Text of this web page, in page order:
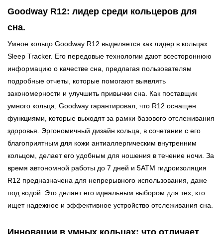
Goodway R12: лидер среди кольцеров для
сна.
Умное кольцо Goodway R12 выделяется как лидер в кольцах
Sleep Tracker. Его передовые технологии дают всестороннюю
информацию о качестве сна, предлагая пользователям
подробные отчеты, которые помогают выявлять
закономерности и улучшить привычки сна. Как поставщик
умного кольца, Goodway гарантировал, что R12 оснащен
функциями, которые выходят за рамки базового отслеживания
здоровья. Эргономичный дизайн кольца, в сочетании с его
благоприятным для кожи антиаллергическим внутренним
кольцом, делает его удобным для ношения в течение ночи. За
время автономной работы до 7 дней и 5ATM гидроизоляция
R12 предназначена для непрерывного использования, даже
под водой. Это делает его идеальным выбором для тех, кто
ищет надежное и эффективное устройство отслеживания сна.